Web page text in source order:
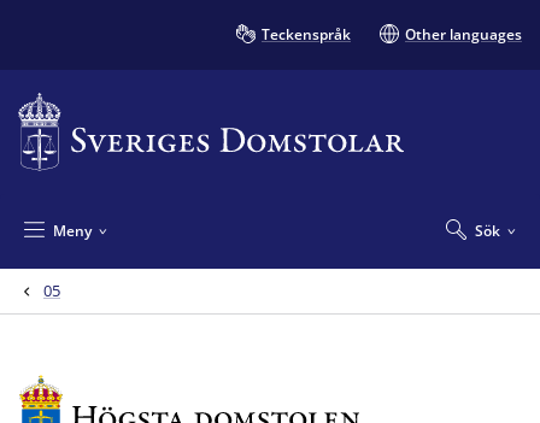
Teckenspråk Other languages
Sök
Meny
05